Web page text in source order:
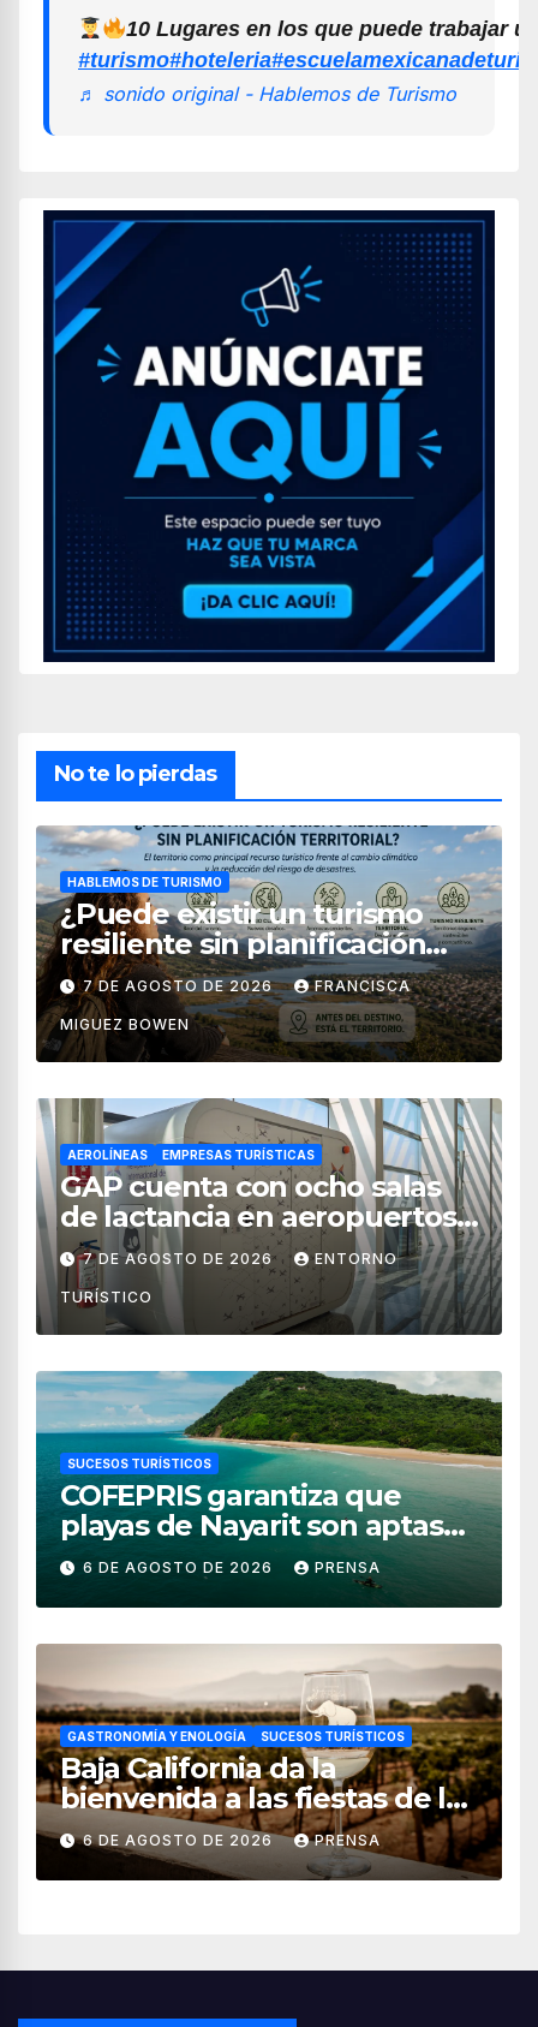
10 Lugares en los que puede trabajar
#turismo#hoteleria
♬ sonido original - Hablemos de Turismo
No te lo pierdas
HABLEMOS DE TURISMO
¿Puede existir un turismo
resiliente sin planificación
territorial?
7 DE AGOSTO DE 2026 FRANCISCA
MIGUEZ BOWEN
AEROLÍNEAS EMPRESAS TURÍSTICAS
GAP cuenta con ocho salas
de lactancia en aeropuertos
de México
7 DE AGOSTO DE 2026 ENTORNO
TURÍSTICO
SUCESOS TURÍSTICOS
COFEPRIS garantiza que
playas de Nayarit son aptas
para uso recreativo
6 DE AGOSTO DE 2026 PRENSA
GASTRONOMÍA Y ENOLOGÍA SUCESOS TURÍSTICOS
Baja California da la
bienvenida a las fiestas de la
vendimia 2026
6 DE AGOSTO DE 2026 PRENSA